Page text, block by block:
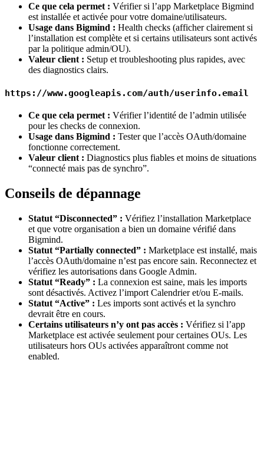
Ce que cela permet : Vérifier si l’app Marketplace Bigmind
est installée et activée pour votre domaine/utilisateurs.
Usage dans Bigmind : Health checks (afficher clairement si
l’installation est complète et si certains utilisateurs sont activés
par la politique admin/OU).
Valeur client : Setup et troubleshooting plus rapides, avec
des diagnostics clairs.
https://www.googleapis.com/auth/userinfo.email
Ce que cela permet : Vérifier l’identité de l’admin utilisée
pour les checks de connexion.
Usage dans Bigmind : Tester que l’accès OAuth/domaine
fonctionne correctement.
Valeur client : Diagnostics plus fiables et moins de situations
“connecté mais pas de synchro”.
Conseils de dépannage
Statut “Disconnected” : Vérifiez l’installation Marketplace
et que votre organisation a bien un domaine vérifié dans
Bigmind.
Statut “Partially connected” : Marketplace est installé, mais
l’accès OAuth/domaine n’est pas encore sain. Reconnectez et
vérifiez les autorisations dans Google Admin.
Statut “Ready” : La connexion est saine, mais les imports
sont désactivés. Activez l’import Calendrier et/ou E-mails.
Statut “Active” : Les imports sont activés et la synchro
devrait être en cours.
Certains utilisateurs n’y ont pas accès : Vérifiez si l’app
Marketplace est activée seulement pour certaines OUs. Les
utilisateurs hors OUs activées apparaîtront comme not
enabled.